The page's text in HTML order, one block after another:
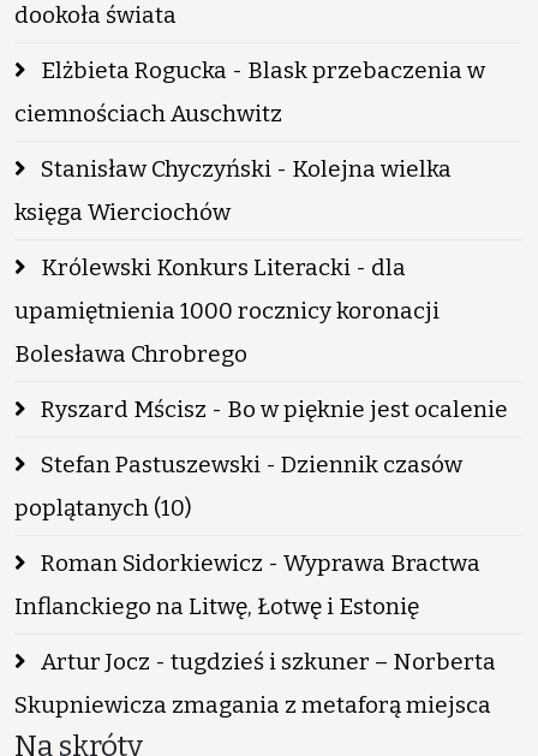
dookoła świata
Elżbieta Rogucka - Blask przebaczenia w
ciemnościach Auschwitz
Stanisław Chyczyński - Kolejna wielka
księga Wierciochów
Królewski Konkurs Literacki - dla
upamiętnienia 1000 rocznicy koronacji
Bolesława Chrobrego
Ryszard Mścisz - Bo w pięknie jest ocalenie
Stefan Pastuszewski - Dziennik czasów
poplątanych (10)
Roman Sidorkiewicz - Wyprawa Bractwa
Inflanckiego na Litwę, Łotwę i Estonię
Artur Jocz - tugdzieś i szkuner – Norberta
Skupniewicza zmagania z metaforą miejsca
Na skróty